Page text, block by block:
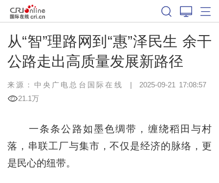
从“智”理路网到“惠”泽民生 余干
公路走出高质量发展新路径
来源：中央广电总台国际在线 | 2025-09-21 17:08:57
21.1万
一条条公路如墨色绸带，缠绕稻田与村
落，串联工厂与集市，不仅是经济的脉络，更
是民心的纽带。